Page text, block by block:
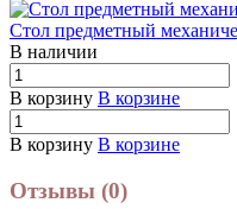
Стол предметный
В наличии
В корзину В корзине
В корзину В корзине
Отзывы (0)